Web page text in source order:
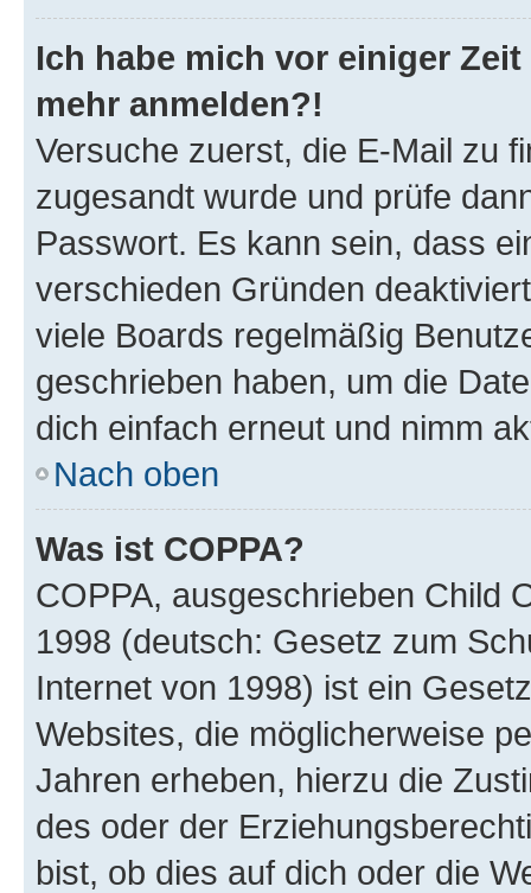
Ich habe mich vor einiger
mehr anmelden?!
Versuche zuerst, die E-Mail zu
zugesandt wurde und prüfe
Passwort. Es kann sein, dass
verschieden Gründen
viele Boards regelmäßig
geschrieben haben, um die
dich einfach erneut und nimm
Nach oben
Was ist COPPA?
COPPA, ausgeschrieben Child
1998 (deutsch: Gesetz zum
Internet von 1998) ist ein
Websites, die möglicherweise
Jahren erheben, hierzu die
des oder der
bist, ob dies auf dich oder die